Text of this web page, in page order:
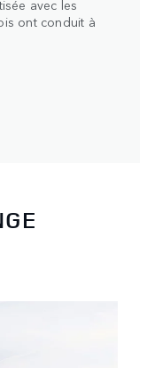
avec les
ont conduit à